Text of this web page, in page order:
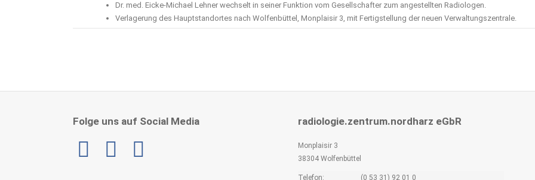
Dr. med. Eicke-Michael Lehner wechselt in seiner Funktion vom Gesellschafter zum angestellten Radiologen.
Verlagerung des Hauptstandortes nach Wolfenbüttel, Monplaisir 3, mit Fertigstellung der neuen Verwaltungszentrale.
Folge uns auf Social Media
Linkedin
radiologie.zentrum.nordharz eGbR
Monplaisir 3
38304 Wolfenbüttel
Telefon: (0 53 31) 92 01 0